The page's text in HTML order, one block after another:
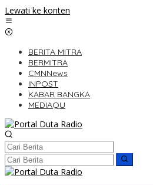
Lewati ke konten
BERITA MITRA
BERMITRA
CMNNews
INPOST
KABAR BANGKA
MEDIAQU